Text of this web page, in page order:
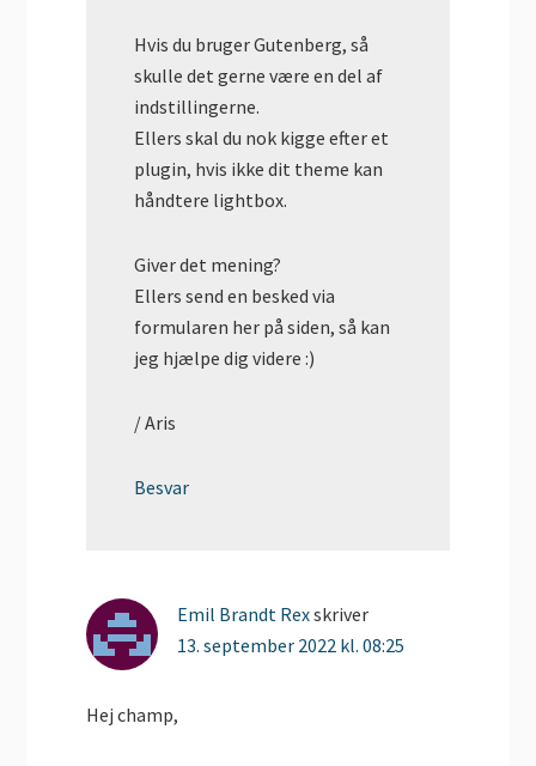
Hvis du bruger Gutenberg, så
skulle det gerne være en del af
indstillingerne.
Ellers skal du nok kigge efter et
plugin, hvis ikke dit theme kan
håndtere lightbox.
Giver det mening?
Ellers send en besked via
formularen her på siden, så kan
jeg hjælpe dig videre :)
/ Aris
Besvar
Emil Brandt Rexskriver
13. september 2022 kl. 08:25
Hej champ,